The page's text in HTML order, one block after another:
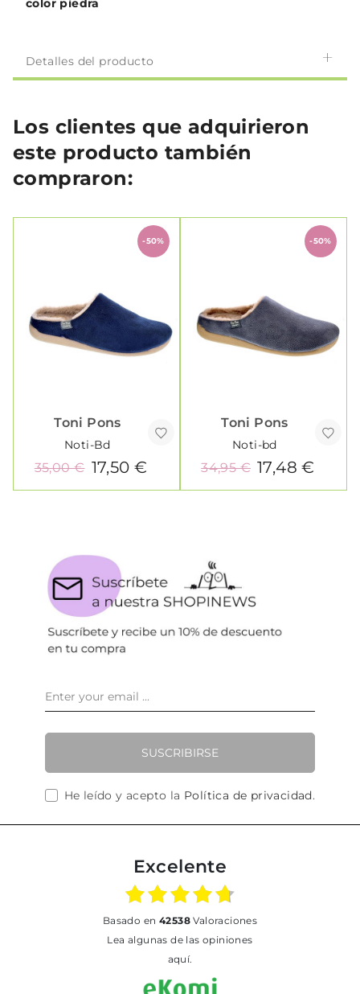
color piedra
Detalles del producto
Los clientes que adquirieron
este producto también
compraron:
-50%
Toni Pons
Noti-Bd
17,50 €
35,00 €
-50%
Toni Pons
Noti-bd
17,48 €
34,95 €
SUSCRIBIRSE
He leído y acepto la Política de privacidad.
Excelente
basado en 42538Valoraciones
Lea algunas de las opiniones
aquí.